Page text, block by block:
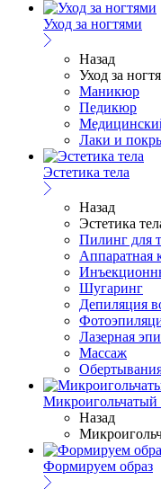
Уход за ногтями
Назад
Уход за
Маникюр
Педикюр
Лаки и
Эстетика тела
Назад
Эстетика
Пилинг для
Аппаратная
Шугаринг
Депиляция
Лазерная
Массаж
Микроигольчатый
Назад
Формируем образ